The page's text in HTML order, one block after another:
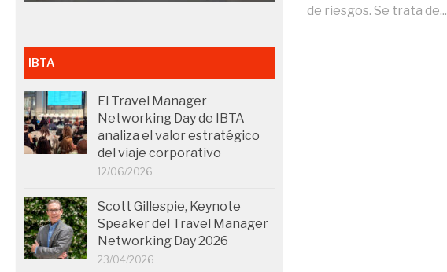
de riesgos. Se trata de...
IBTA
El Travel Manager
Networking Day de IBTA
analiza el valor estratégico
del viaje corporativo
12/06/2026
Scott Gillespie, Keynote
Speaker del Travel Manager
Networking Day 2026
23/04/2026